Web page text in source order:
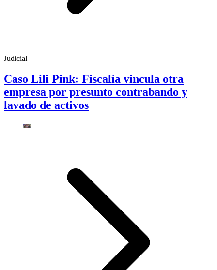
Judicial
Caso Lili Pink: Fiscalía vincula otra
empresa por presunto contrabando y
lavado de activos